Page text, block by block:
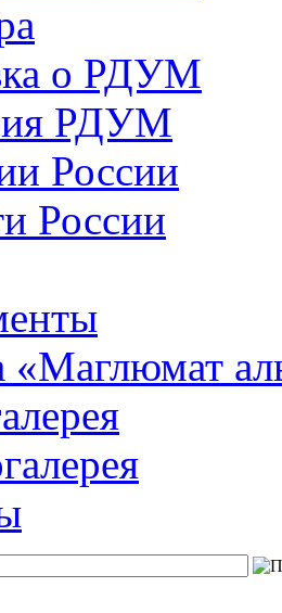
о РДУМ
РДУМ
России
России
«Маглюмат